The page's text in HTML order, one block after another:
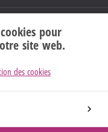
pour
site web.
des cookies